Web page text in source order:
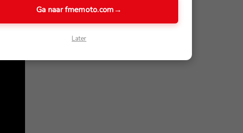
Ga naar fmemoto.com→
Later